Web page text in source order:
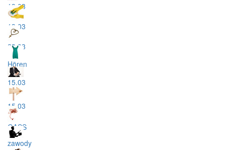
13.03
13.03
23.03
Hören
15.03
15.03
GASS
zawody